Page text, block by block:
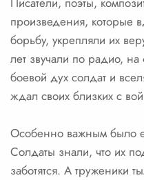
произведения, которые
борьбу, укрепляли их
лет звучали по радио,
боевой дух солдат и
ждал своих близких с
Особенно важным было
Солдаты знали, что их
заботятся. А труженики